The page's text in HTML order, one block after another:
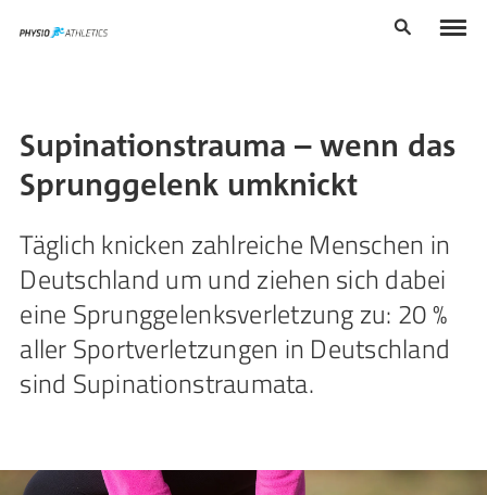
Supinationstrauma – wenn das
Sprunggelenk umknickt
Täglich knicken zahlreiche Menschen in
Deutschland um und ziehen sich dabei
eine Sprunggelenksverletzung zu: 20 %
aller Sportverletzungen in Deutschland
sind Supinationstraumata.